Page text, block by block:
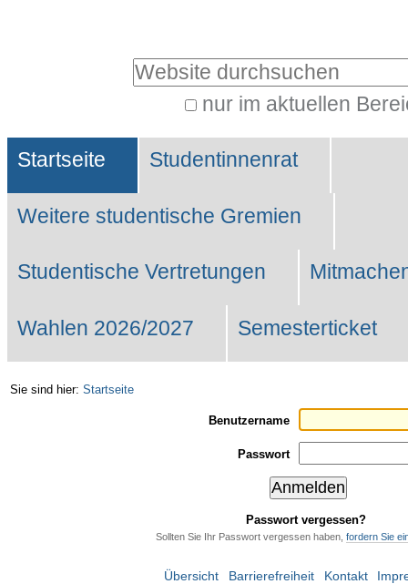
Website durchsuchen
nur im aktuellen
Suche…
Sektionen
Startseite Studentinnenrat
Weitere studentische Gremien
Studentische Vertretungen
Wahlen 2026/2027 Semesterticket
Sie sind hier: Startseite
Benutzername
Passwort
Passwort vergessen?
Sollten Sie Ihr Passwort vergessen haben, fordern Sie
Übersicht Barrierefreiheit Kontakt